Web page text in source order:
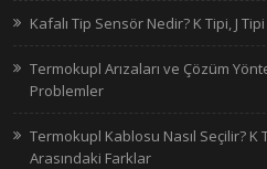
Kafalı Tip Sensör Nedir? K Tipi, J
Termokupl Arızaları ve Çözüm
Problemler
Termokupl Kablosu Nasıl Seçilir? K
Arasındaki Farklar